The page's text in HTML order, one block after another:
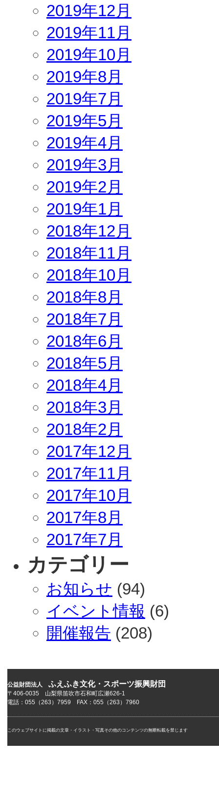
2019年12月
2019年11月
2019年10月
2019年8月
2019年7月
2019年5月
2019年4月
2019年3月
2019年2月
2019年1月
2018年12月
2018年11月
2018年10月
2018年8月
2018年7月
2018年6月
2018年5月
2018年4月
2018年3月
2018年2月
2017年12月
2017年11月
2017年10月
2017年8月
2017年7月
カテゴリー
お知らせ (94)
イベント情報 (6)
開催報告 (208)
公益財団法人 ふえふき文化・スポーツ振興財団
〒406-0035 山梨県笛吹市石和町広瀬626-1
電話：055（263）7959 FAX：055（263）7960
このウェブサイトに掲載の文章・イラスト・写真その他のコンテンツの無断転載を禁じます